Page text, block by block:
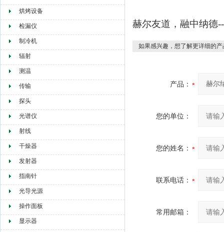
烘烤设备
检漏仪
制冷机
辐射
测温
传输
探头
光谱仪
射线
干燥器
发射器
指南针
光导光源
操作面板
显示器
赫尔友道，融中纳德
如果感兴趣，想了解更详细的
产品：
您的单位：
您的姓名：
联系电话：
常用邮箱：